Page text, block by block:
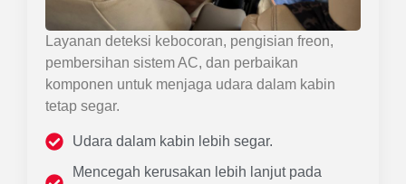
Layanan deteksi kebocoran, pengisian freon,
pembersihan sistem AC, dan perbaikan
komponen untuk menjaga udara dalam kabin
tetap segar.
Udara dalam kabin lebih segar.
Mencegah kerusakan lebih lanjut pada